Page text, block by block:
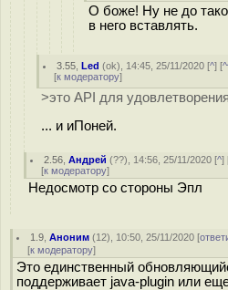
О боже! Ну не до
в него вставлять.
3.55 ,Led (ok), 14:45, 25/11/2020 [^] [
[к модератору]
>это API для
... и иПоней.
2.56 ,Андрей (??), 14:56, 25/11/2020 [^]
[к модератору]
Недосмотр со стороны Эпл
1.9 ,Аноним (12), 10:50, 25/11/2020 [
[к модератору]
Это единственный
поддерживает java-plugin или